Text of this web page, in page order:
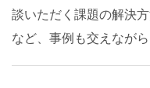
談いただく課題の解決
など、事例も交えなが